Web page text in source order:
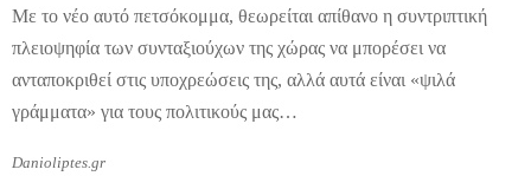
Με το νέο αυτό πετσόκομμα, θεωρείται απίθανο η συντριπτική
πλειοψηφία των συνταξιούχων της χώρας να μπορέσει να
ανταποκριθεί στις υποχρεώσεις της, αλλά αυτά είναι «ψιλά
γράμματα» για τους πολιτικούς μας…
Danioliptes.gr